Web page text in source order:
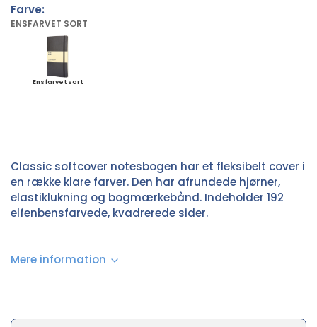
Farve:
ENSFARVET SORT
Ensfarvet sort
Classic softcover notesbogen har et fleksibelt cover i
en række klare farver. Den har afrundede hjørner,
elastiklukning og bogmærkebånd. Indeholder 192
elfenbensfarvede, kvadrerede sider.
Mere information